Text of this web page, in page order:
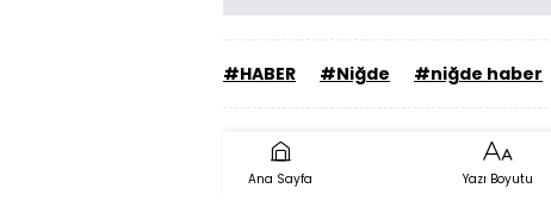
#HABER #Niğde #niğde haber
Ana Sayfa Yazı Boyutu